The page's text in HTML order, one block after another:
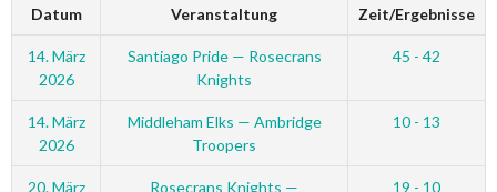
Datum Veranstaltung Zeit/Ergebnisse
14. März
2026
Santiago Pride — Rosecrans
Knights
45 - 42
14. März
2026
Middleham Elks — Ambridge
Troopers
10 - 13
20. März
Rosecrans Knights —
19 - 10